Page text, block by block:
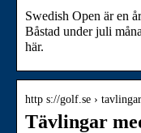
Swedish Open är en
Båstad under juli
här.
http s://golf.se ›
Tävlingar